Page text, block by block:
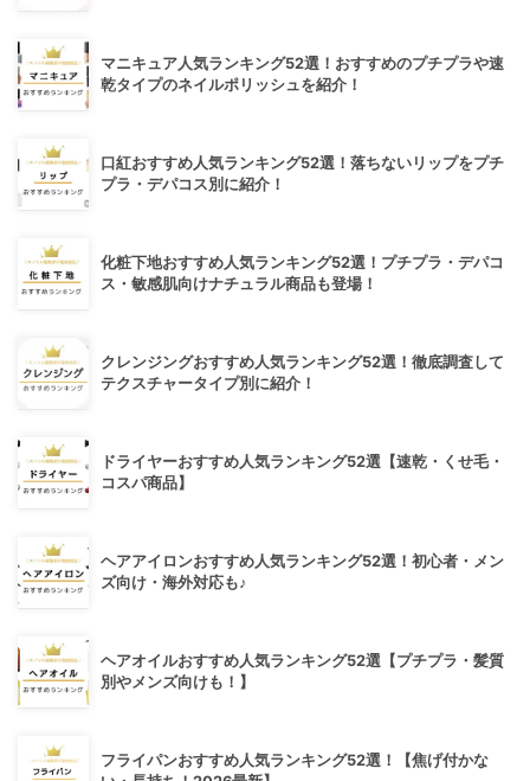
マニキュア人気ランキング52選！おすすめのプチプラや速
乾タイプのネイルポリッシュを紹介！
口紅おすすめ人気ランキング52選！落ちないリップをプチ
プラ・デパコス別に紹介！
化粧下地おすすめ人気ランキング52選！プチプラ・デパコ
ス・敏感肌向けナチュラル商品も登場！
クレンジングおすすめ人気ランキング52選！徹底調査して
テクスチャータイプ別に紹介！
ドライヤーおすすめ人気ランキング52選【速乾・くせ毛・
コスパ商品】
ヘアアイロンおすすめ人気ランキング52選！初心者・メン
ズ向け・海外対応も♪
ヘアオイルおすすめ人気ランキング52選【プチプラ・髪質
別やメンズ向けも！】
フライパンおすすめ人気ランキング52選！【焦げ付かな